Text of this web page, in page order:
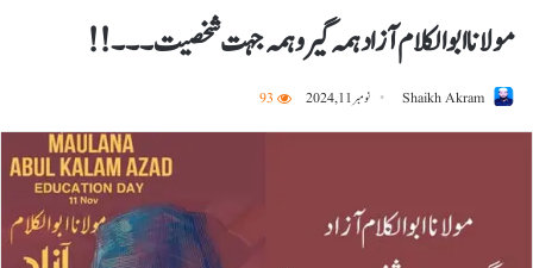
مولانا ابوالکلام آزاد ہمہ گیر و ہمہ جہت شخصیت۔۔۔!!
Shaikh Akram نومبر 11, 2024 93